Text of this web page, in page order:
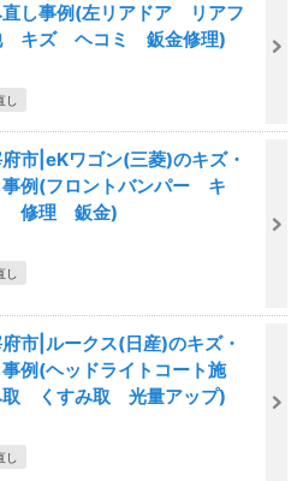
直し事例(左リアドア リアフ
キズ ヘコミ 鈑金修理)
市|eKワゴン(三菱)のキズ・
事例(フロントバンパー キ
修理 鈑金)
市|ルークス(日産)のキズ・
例(ヘッドライトコート施
くすみ取 光量アップ)